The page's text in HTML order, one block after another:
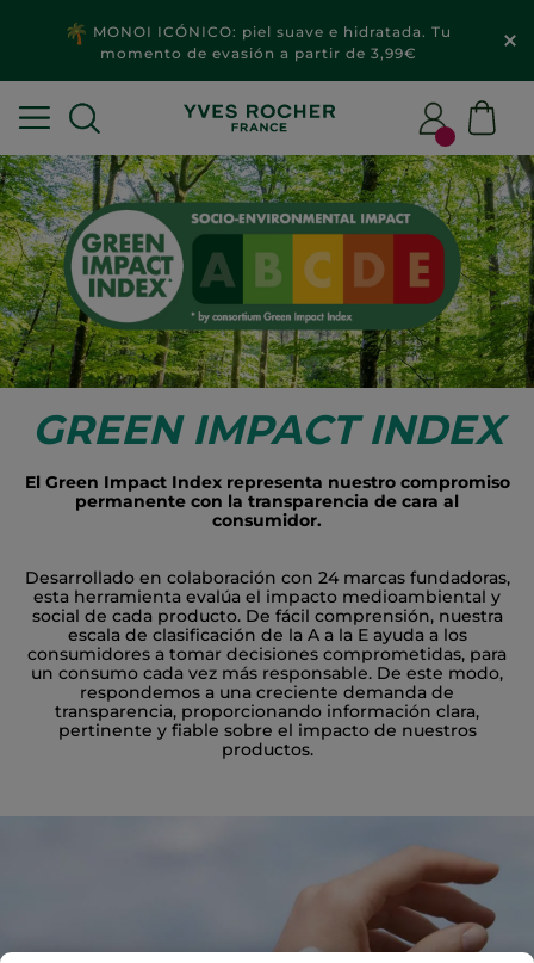
MONOI ICÓNICO: piel suave e hidratada. Tu
momento de evasión a partir de 3,99€
GREEN IMPACT INDEX
El Green Impact Index representa nuestro compromiso
permanente con la transparencia de cara al
consumidor.
Desarrollado en colaboración con 24 marcas fundadoras,
esta herramienta evalúa el impacto medioambiental y
social de cada producto. De fácil comprensión, nuestra
escala de clasificación de la A a la E ayuda a los
consumidores a tomar decisiones comprometidas, para
un consumo cada vez más responsable. De este modo,
respondemos a una creciente demanda de
transparencia, proporcionando información clara,
pertinente y fiable sobre el impacto de nuestros
productos.